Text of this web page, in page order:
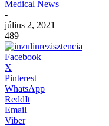
Medical News
-
július 2, 2021
489
Facebook
X
Pinterest
WhatsApp
ReddIt
Email
Viber